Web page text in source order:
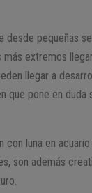
desde pequeñas
extremos
llegar a
que pone en duda
con luna en
son además